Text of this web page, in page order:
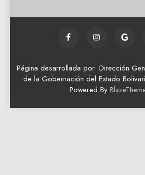
Página desarrollada por: Dirección
de la Gobernación del Estado
Powered By